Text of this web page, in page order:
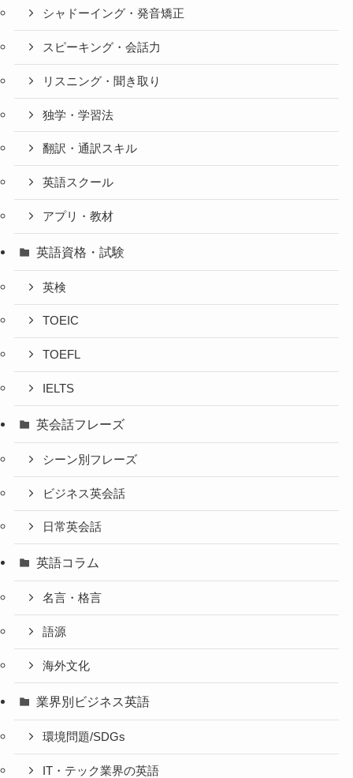
シャドーイング・発音矯正
スピーキング・会話力
リスニング・聞き取り
独学・学習法
翻訳・通訳スキル
英語スクール
アプリ・教材
英語資格・試験
英検
TOEIC
TOEFL
IELTS
英会話フレーズ
シーン別フレーズ
ビジネス英会話
日常英会話
英語コラム
名言・格言
語源
海外文化
業界別ビジネス英語
環境問題/SDGs
IT・テック業界の英語